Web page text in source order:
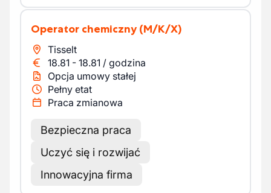
Operator chemiczny (M/K/X)
Tisselt
18.81 - 18.81 / godzina
Opcja umowy stałej
Pełny etat
Praca zmianowa
Bezpieczna praca
Uczyć się i rozwijać
Innowacyjna firma